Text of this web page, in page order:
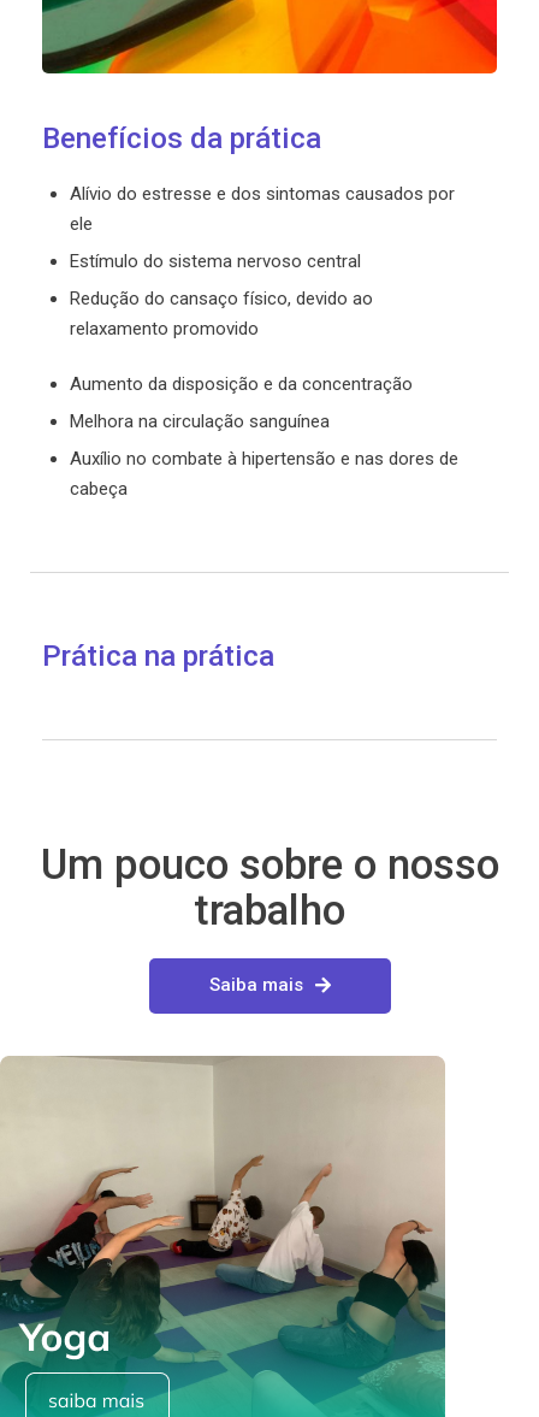
Benefícios da prática
Alívio do estresse e dos sintomas causados por
ele
Estímulo do sistema nervoso central
Redução do cansaço físico, devido ao
relaxamento promovido
Aumento da disposição e da concentração
Melhora na circulação sanguínea
Auxílio no combate à hipertensão e nas dores de
cabeça
Prática na prática
Um pouco sobre o nosso
trabalho
Saiba mais